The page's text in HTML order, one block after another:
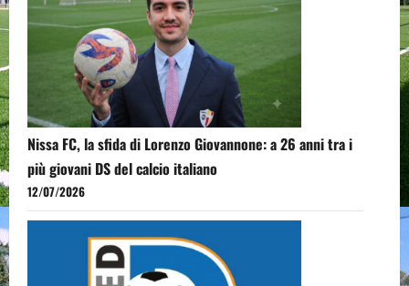
Nissa FC, la sfida di Lorenzo Giovannone: a 26 anni tra i
più giovani DS del calcio italiano
12/07/2026